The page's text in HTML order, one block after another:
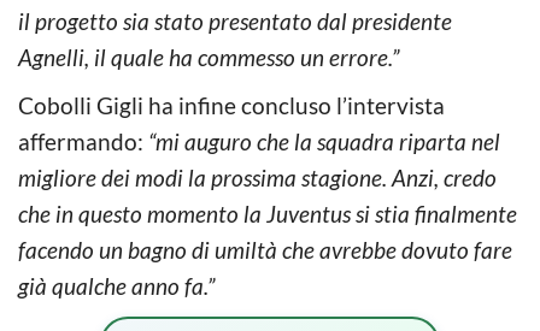
il progetto sia stato presentato dal presidente
Agnelli, il quale ha commesso un errore.”
Cobolli Gigli ha infine concluso l’intervista
affermando: “mi auguro che la squadra riparta nel
migliore dei modi la prossima stagione. Anzi, credo
che in questo momento la Juventus si stia finalmente
facendo un bagno di umiltà che avrebbe dovuto fare
già qualche anno fa.”